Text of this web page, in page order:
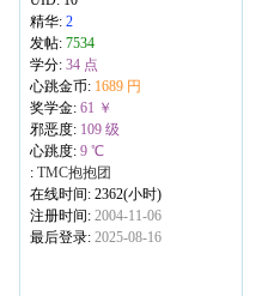
精华: 2
发帖: 7534
学分: 34 点
心跳金币: 1689 円
奖学金: 61 ￥
邪恶度: 109 级
心跳度: 9 ℃
: TMC抱抱团
在线时间: 2362(小时)
注册时间: 2004-11-06
最后登录: 2025-08-16